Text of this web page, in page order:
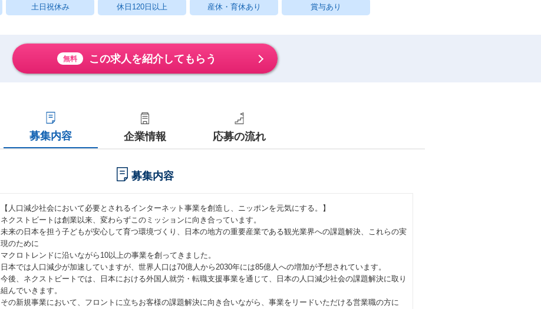
土日祝休み 休日120日以上 産休・育休あり 賞与あり
無料 この求人を紹介してもらう
募集内容 企業情報 応募の流れ
募集内容
【人口減少社会において必要とされるインターネット事業を創造し、ニッポンを元気にする。】
ネクストビートは創業以来、変わらずこのミッションに向き合っています。
未来の日本を担う子どもが安心して育つ環境づくり、日本の地方の重要産業である観光業界への課題解決、これらの実
現のために
マクロトレンドに沿いながら10以上の事業を創ってきました。
日本では人口減少が加速していますが、世界人口は70億人から2030年には85億人への増加が予想されています。
今後、ネクストビートでは、日本における外国人就労・転職支援事業を通じて、日本の人口減少社会の課題解決に取り
組んでいきます。
その新規事業において、フロントに立ちお客様の課題解決に向き合いながら、事業をリードいただける営業職の方に